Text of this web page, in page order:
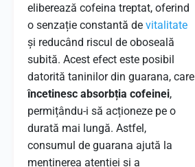
eliberează cofeina treptat, oferind
o senzație constantă de vitalitate
și reducând riscul de oboseală
subită. Acest efect este posibil
datorită taninilor din guarana, care
încetinesc absorbția cofeinei,
permițându-i să acționeze pe o
durată mai lungă. Astfel,
consumul de guarana ajută la
menținerea atenției și a